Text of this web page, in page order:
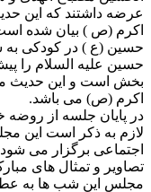
عرضه داشتند که این
اکرم (ص ) بیان شده
حسین (ع ) در کودکی به
حسین علیه السلام را
بخش است و این حدیث
اکرم (ص) می باشد.
در پایان جلسه از روضه
لازم به ذکر است این
اجتماعی برگزار می
تصاویر و تمثال های
مجلس این شب ها به